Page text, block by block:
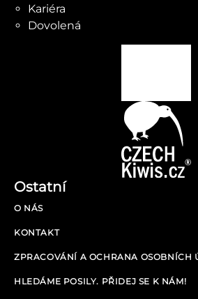
Kariéra
Dovolená
Ostatní
O NÁS
KONTAKT
ZPRACOVÁNÍ A OCHRANA OSOBNÍCH
HLEDÁME POSILY. PŘIDEJ SE K NÁM!